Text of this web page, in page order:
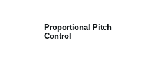
Proportional Pitch
Control